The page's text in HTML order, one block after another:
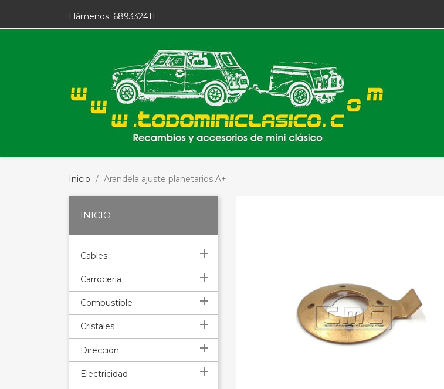
Llámenos: 689332411
Inicio Arandela ajuste planetarios A+
INICIO
Cables 
Carrocería 
Combustible 
Cristales 
Dirección 
Electricidad 